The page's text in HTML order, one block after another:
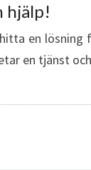
hjälp!
en lösning
en tjänst